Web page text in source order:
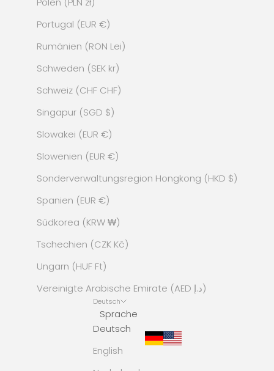
Portugal (EUR €)
Rumänien (RON Lei)
Schweden (SEK kr)
Schweiz (CHF CHF)
Singapur (SGD $)
Slowakei (EUR €)
Slowenien (EUR €)
Sonderverwaltungsregion Hongkong (HKD $)
Spanien (EUR €)
Südkorea (KRW ₩)
Tschechien (CZK Kč)
Ungarn (HUF Ft)
Vereinigte Arabische Emirate (AED د.إ)
Deutsch
Sprache
Deutsch
English